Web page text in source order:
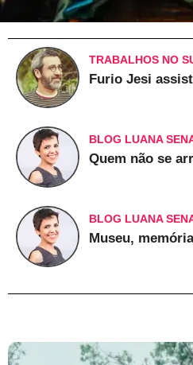
TRABALHOS NO
Furio Jesi
BLOG LUANA
Quem não se
BLOG LUANA
Museu,